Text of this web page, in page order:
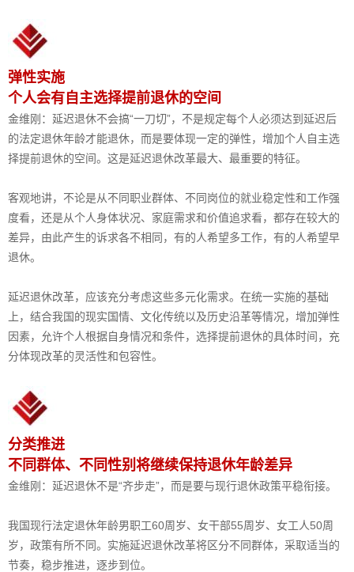
弹性实施
个人会有自主选择提前退休的空间
金维刚：延迟退休不会搞“一刀切”，不是规定每个人必须达到延迟后
的法定退休年龄才能退休，而是要体现一定的弹性，增加个人自主选
择提前退休的空间。这是延迟退休改革最大、最重要的特征。
客观地讲，不论是从不同职业群体、不同岗位的就业稳定性和工作强
度看，还是从个人身体状况、家庭需求和价值追求看，都存在较大的
差异，由此产生的诉求各不相同，有的人希望多工作，有的人希望早
退休。
延迟退休改革，应该充分考虑这些多元化需求。在统一实施的基础
上，结合我国的现实国情、文化传统以及历史沿革等情况，增加弹性
因素，允许个人根据自身情况和条件，选择提前退休的具体时间，充
分体现改革的灵活性和包容性。
分类推进
不同群体、不同性别将继续保持退休年龄差异
金维刚：延迟退休不是“齐步走”，而是要与现行退休政策平稳衔接。
我国现行法定退休年龄男职工60周岁、女干部55周岁、女工人50周
岁，政策有所不同。实施延迟退休改革将区分不同群体，采取适当的
节奏，稳步推进，逐步到位。